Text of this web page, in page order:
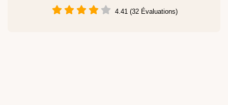
4.41 (32 Évaluations)